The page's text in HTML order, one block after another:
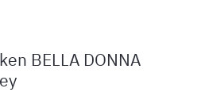
BELLA DONNA